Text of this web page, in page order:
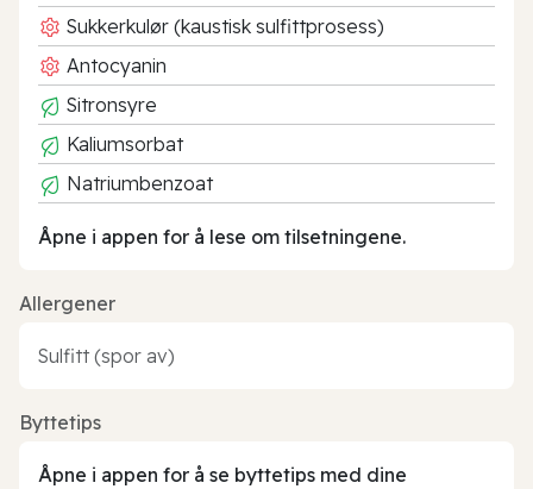
Sukkerkulør (kaustisk sulfittprosess)
Antocyanin
Sitronsyre
Kaliumsorbat
Natriumbenzoat
Åpne i appen for å lese om tilsetningene.
Allergener
Sulfitt (spor av)
Byttetips
Åpne i appen for å se byttetips med dine